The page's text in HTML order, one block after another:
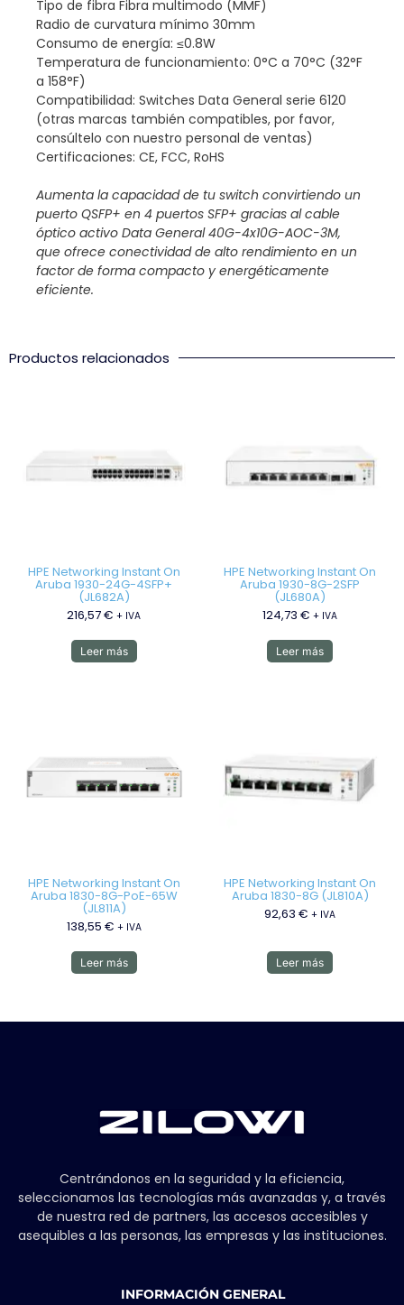
Tipo de fibra Fibra multimodo (MMF)
Radio de curvatura mínimo 30mm
Consumo de energía: ≤0.8W
Temperatura de funcionamiento: 0°C a 70°C (32°F
a 158°F)
Compatibilidad: Switches Data General serie 6120
(otras marcas también compatibles, por favor,
consúltelo con nuestro personal de ventas)
Certificaciones: CE, FCC, RoHS
Aumenta la capacidad de tu switch convirtiendo un
puerto QSFP+ en 4 puertos SFP+ gracias al cable
óptico activo Data General 40G-4x10G-AOC-3M,
que ofrece conectividad de alto rendimiento en un
factor de forma compacto y energéticamente
eficiente.
Productos relacionados
HPE Networking Instant On
Aruba 1930-24G-4SFP+
(JL682A)
216,57€ + IVA
Leer más
HPE Networking Instant On
Aruba 1930-8G-2SFP
(JL680A)
124,73€ + IVA
Leer más
HPE Networking Instant On
Aruba 1830-8G-PoE-65W
(JL811A)
138,55 € + IVA
Leer más
HPE Networking Instant On
Aruba 1830-8G (JL810A)
92,63€ + IVA
Leer más
Centrándonos en la seguridad y la eficiencia,
seleccionamos las tecnologías más avanzadas y, a través
de nuestra red de partners, las accesos accesibles y
asequibles a las personas, las empresas y las instituciones.
INFORMACIÓN GENERAL